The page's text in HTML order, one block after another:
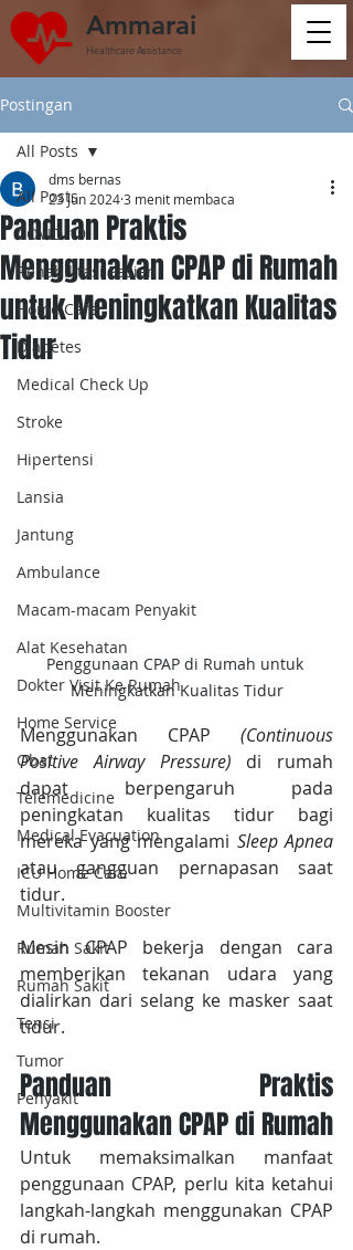
Ammarai
Healthcare Assistance
Postingan
All Posts
COVID-19
Rehabilitasi Pasien
Home Care
Diabetes
Medical Check Up
Stroke
Hipertensi
Lansia
Jantung
Ambulance
Macam-macam Penyakit
Alat Kesehatan
Dokter Visit Ke Rumah
Home Service
Obat
Telemedicine
Medical Evacuation
ICU Home Care
Multivitamin Booster
Rumah Sakit
Rumah Sakit
Tensi
Tumor
Penyakit
All Posts
Panduan Praktis
Menggunakan CPAP di Rumah
untuk Meningkatkan Kualitas
Tidur
dms bernas
23 Jun 20243 menit membaca
Penggunaan CPAP di Rumah untuk
Meningkatkan Kualitas Tidur
Menggunakan CPAP (Continuous
Positive Airway Pressure) di rumah
dapat berpengaruh pada
peningkatan kualitas tidur bagi
mereka yang mengalami Sleep Apnea
atau gangguan pernapasan saat
tidur.
Mesin CPAP bekerja dengan cara
memberikan tekanan udara yang
dialirkan dari selang ke masker saat
tidur.
Panduan Praktis
Menggunakan CPAP di Rumah
Untuk memaksimalkan manfaat
penggunaan CPAP, perlu kita ketahui
langkah-langkah menggunakan CPAP
di rumah.